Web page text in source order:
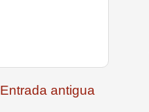
Entrada antigua